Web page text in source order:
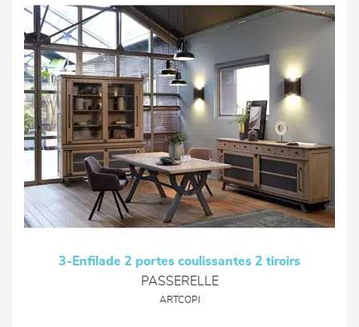
3-Enfilade 2 portes coulissantes 2 tiroirs
PASSERELLE
ARTCOPI